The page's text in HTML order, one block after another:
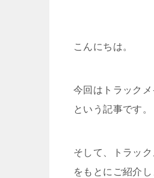
こんにちは。
今回はトラック
という記事です。
そして、トラッ
をもとにご紹介し